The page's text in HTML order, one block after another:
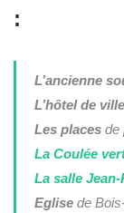
:
L’ancienne
L’hôtel de ville
Les placesde
La Coulée
La salle
Eglisede